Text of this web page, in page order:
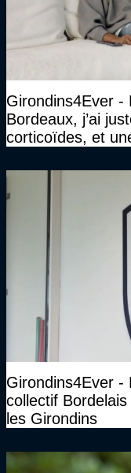
Girondins4Ever -
Bordeaux, j’ai
corticoïdes, et
Girondins4Ever -
collectif
les Girondins